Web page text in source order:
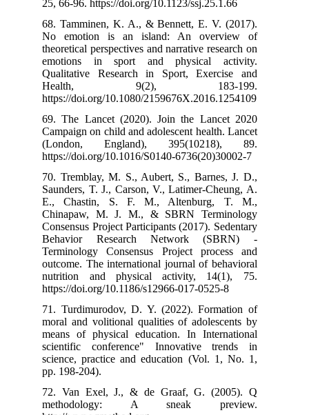
68.
No emotion
theoretical
emotions in
Qualitative
https://doi.org/
69. The
Campaign on
(London,
https://doi.org/
70.
Saunders, T.
E.,
Chinapaw,
Consensus
Behavior
Terminology
outcome. The
nutrition
71.
moral and
means of
scientific
science,
72. Van